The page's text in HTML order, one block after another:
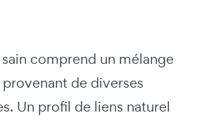
comprend un mélange
de diverses
Un profil de liens naturel